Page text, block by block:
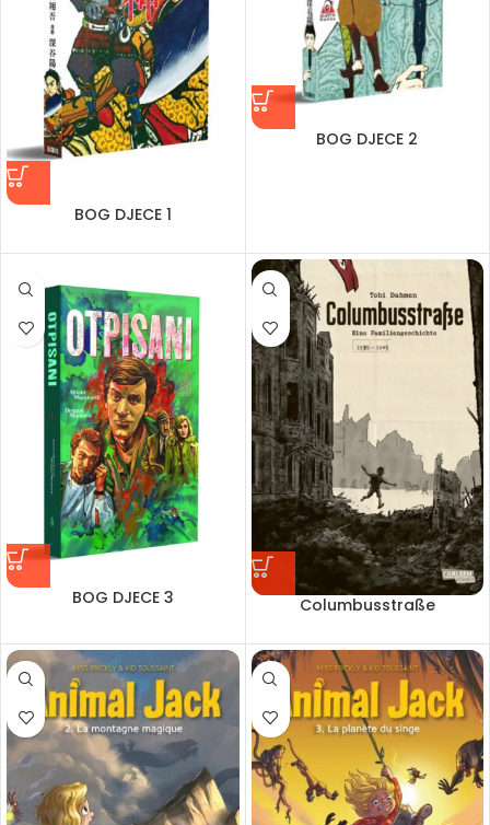
BOG DJECE 1
BOG DJECE 2
BOG DJECE 3 Columbusstraße